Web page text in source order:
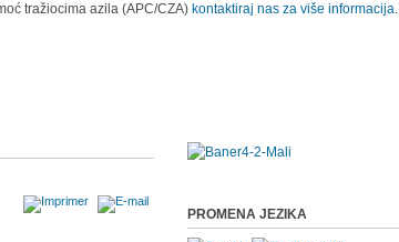
tražiocima azila (APC/CZA) kontaktiraj nas za više informacija.
PROMENA JEZIKA